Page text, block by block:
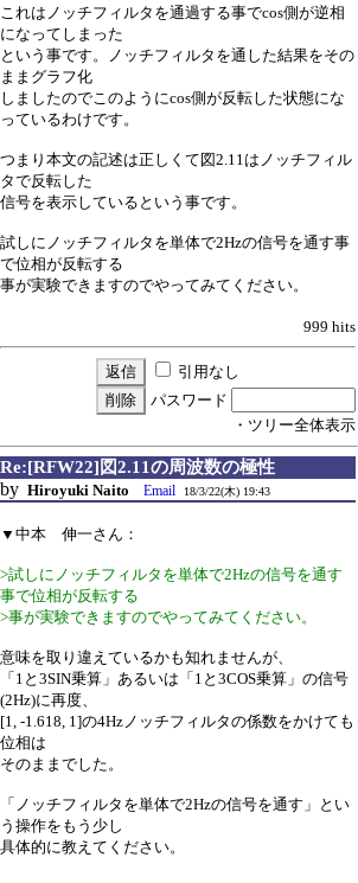
これはノッチフィルタを通過する事でcos側が逆相
になってしまった
という事です。ノッチフィルタを通した結果をその
ままグラフ化
しましたのでこのようにcos側が反転した状態にな
っているわけです。
つまり本文の記述は正しくて図2.11はノッチフィル
タで反転した
信号を表示しているという事です。
試しにノッチフィルタを単体で2Hzの信号を通す事
で位相が反転する
事が実験できますのでやってみてください。
999 hits
引用なし
パスワード
・ツリー全体表示
Re:[RFW22]図2.11の周波数の極性
by Hiroyuki Naito Email 18/3/22(木) 19:43
▼中本 伸一さん：
>試しにノッチフィルタを単体で2Hzの信号を通す
事で位相が反転する
>事が実験できますのでやってみてください。
意味を取り違えているかも知れませんが、
「1と3SIN乗算」あるいは「1と3COS乗算」の信号
(2Hz)に再度、
[1, -1.618, 1]の4Hzノッチフィルタの係数をかけても
位相は
そのままでした。
「ノッチフィルタを単体で2Hzの信号を通す」とい
う操作をもう少し
具体的に教えてください。